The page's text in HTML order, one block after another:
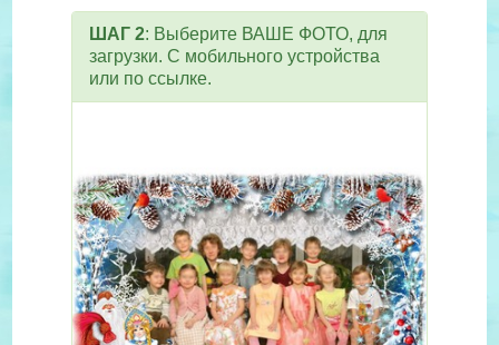
ШАГ 2: Выберите ВАШЕ ФОТО, для
загрузки. С мобильного устройства
или по ссылке.